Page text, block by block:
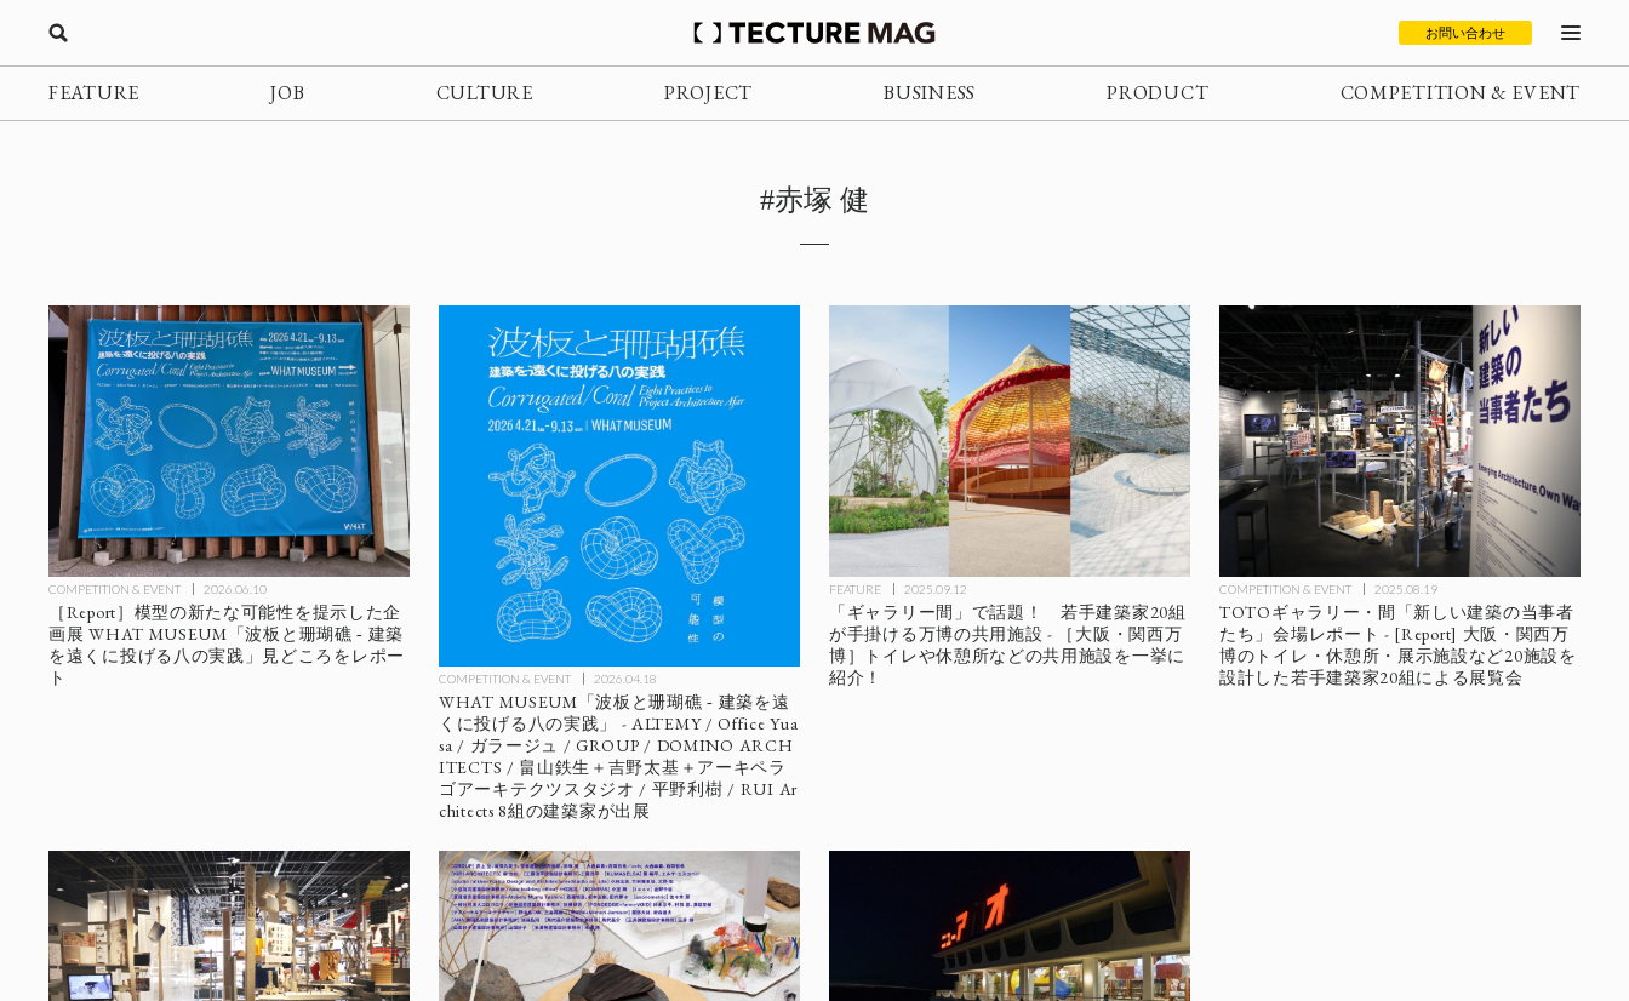
お問い合わせ
FEATURE JOB CULTURE PROJECT BUSINESS PRODUCT COMPETITION & EVENT
#赤塚 健
COMPETITION & EVENT 2026.06.10
［Report］模型の新たな可能性を提示した企
画展 WHAT MUSEUM「波板と珊瑚礁 ‐ 建築
を遠くに投げる八の実践」見どころをレポー
ト
COMPETITION & EVENT 2026.04.18
WHAT MUSEUM「波板と珊瑚礁 ‐ 建築を遠
くに投げる八の実践」 - ALTEMY / Office Yua
sa / ガラージュ / GROUP / DOMINO ARCH
ITECTS / 畠山鉄生＋吉野太基＋アーキペラ
ゴアーキテクツスタジオ / 平野利樹 / RUI Ar
chitects 8組の建築家が出展
FEATURE 2025.09.12
「ギャラリー間」で話題！ 若手建築家20組
が手掛ける万博の共用施設 - ［大阪・関西万
博］トイレや休憩所などの共用施設を一挙に
紹介！
COMPETITION & EVENT 2025.08.19
TOTOギャラリー・間「新しい建築の当事者
たち」会場レポート - [Report] 大阪・関西万
博のトイレ・休憩所・展示施設など20施設を
設計した若手建築家20組による展覧会